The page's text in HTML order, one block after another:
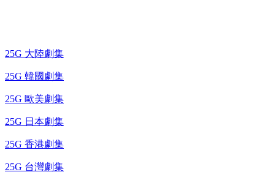
25G 大陸劇集
25G 韓國劇集
25G 歐美劇集
25G 日本劇集
25G 香港劇集
25G 台灣劇集